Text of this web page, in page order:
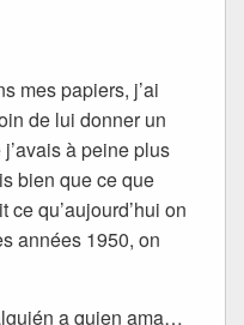
mes papiers, j’ai
de lui donner un
à peine plus
bien que ce que
ce qu’aujourd’hui on
années 1950, on
a quien ama…